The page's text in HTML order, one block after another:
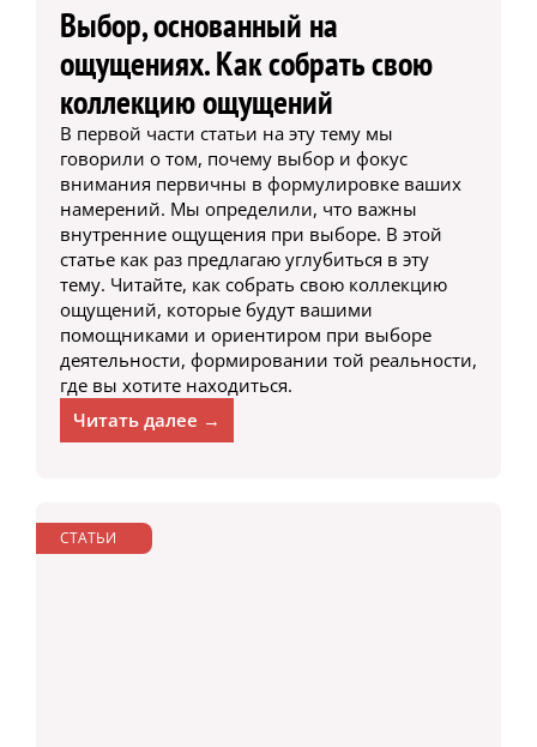
Выбор, основанный на
ощущениях. Как собрать свою
коллекцию ощущений
В первой части статьи на эту тему мы
говорили о том, почему выбор и фокус
внимания первичны в формулировке ваших
намерений. Мы определили, что важны
внутренние ощущения при выборе. В этой
статье как раз предлагаю углубиться в эту
тему. Читайте, как собрать свою коллекцию
ощущений, которые будут вашими
помощниками и ориентиром при выборе
деятельности, формировании той реальности,
где вы хотите находиться.
Читать далее →
СТАТЬИ